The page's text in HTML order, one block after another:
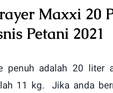
Maxxi 20
Petani 2021
penuh adalah 20 liter
11 kg. Jika anda